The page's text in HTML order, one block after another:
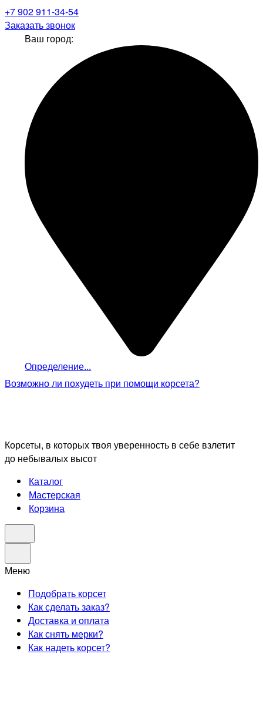
+7 902 911-34-54
Заказать звонок
Ваш город:
Определение...
Возможно ли похудеть при помощи корсета?
Корсеты, в которых твоя уверенность в себе взлетит
до небывалых высот
Каталог
Мастерская
Корзина
Меню
Подобрать корсет
Как сделать заказ?
Доставка и оплата
Как снять мерки?
Как надеть корсет?